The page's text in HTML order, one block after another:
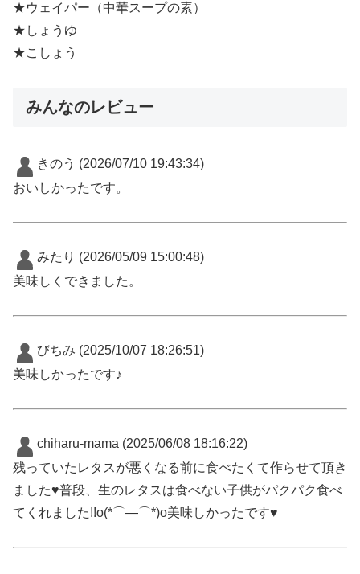
★ウェイパー（中華スープの素）
★しょうゆ
★こしょう
みんなのレビュー
きのう (2026/07/10 19:43:34)
おいしかったです。
みたり (2026/05/09 15:00:48)
美味しくできました。
びちみ (2025/10/07 18:26:51)
美味しかったです♪
chiharu-mama (2025/06/08 18:16:22)
残っていたレタスが悪くなる前に食べたくて作らせて頂き
ました♥️普段、生のレタスは食べない子供がパクパク食べ
てくれました!!o(*⌒―⌒*)o美味しかったです♥️